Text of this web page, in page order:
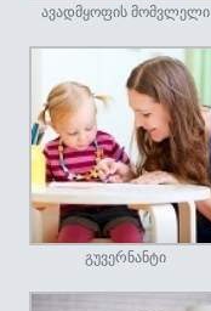
ავადმყოფის მომვლელი
გუვერნანტი